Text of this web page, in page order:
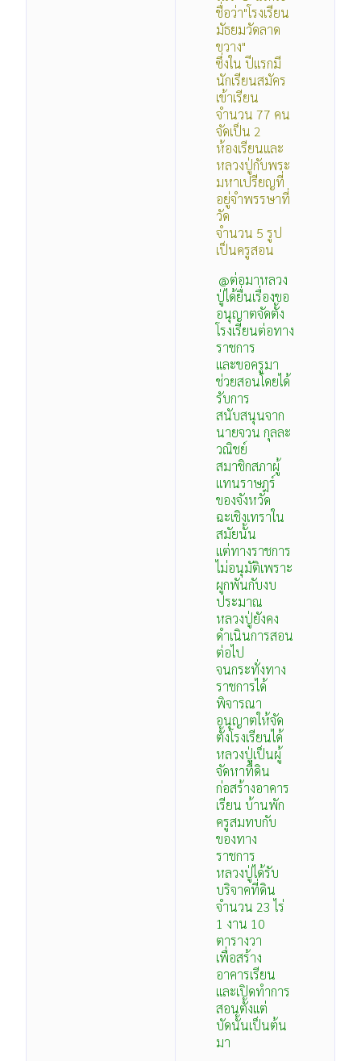
ชื่อว่า"โรงเรียน
มัธยมวัดลาด
ขวาง"
ซึ่งใน ปีแรกมี
นักเรียนสมัคร
เข้าเรียน
จำนวน 77 คน
จัดเป็น 2
ห้องเรียนและ
หลวงปู่กับพระ
มหาเปรียญที่
อยู่จำพรรษาที่
วัด
จำนวน 5 รูป
เป็นครูสอน
@ต่อมาหลวง
ปู่ได้ยื่นเรื่องขอ
อนุญาตจัดตั้ง
โรงเรียนต่อทาง
ราชการ
และขอครูมา
ช่วยสอนโดยได้
รับการ
สนับสนุนจาก
นายจวน กุลละ
วณิชย์
สมาชิกสภาผู้
แทนราษฎร์
ของจังหวัด
ฉะเชิงเทราใน
สมัยนั้น
แต่ทางราชการ
ไม่อนุมัติเพราะ
ผูกพันกับงบ
ประมาณ
หลวงปู่ยังคง
ดำเนินการสอน
ต่อไป
จนกระทั่งทาง
ราชการได้
พิจารณา
อนุญาตให้จัด
ตั้งโรงเรียนได้
หลวงปู่เป็นผู้
จัดหาที่ดิน
ก่อสร้างอาคาร
เรียน บ้านพัก
ครูสมทบกับ
ของทาง
ราชการ
หลวงปู่ได้รับ
บริจาคที่ดิน
จำนวน 23 ไร่
1 งาน 10
ตารางวา
เพื่อสร้าง
อาคารเรียน
และเปิดทำการ
สอนตั้งแต่
บัดนั้นเป็นต้น
มา